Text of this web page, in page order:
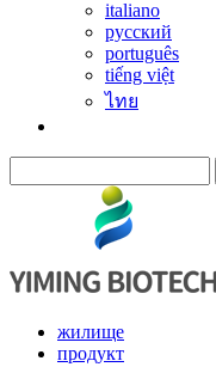
italiano
русский
português
tiếng việt
ไทย
жилище
продукт